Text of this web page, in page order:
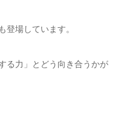
登場しています。
る力」とどう向き合うかが